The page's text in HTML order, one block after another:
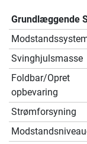
Grundlæggende
Svinghjulsmasse
Foldbar/Opret
opbevaring
Strømforsyning